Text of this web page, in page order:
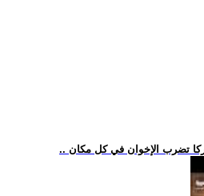
تضرب الإخوان في كل مكان